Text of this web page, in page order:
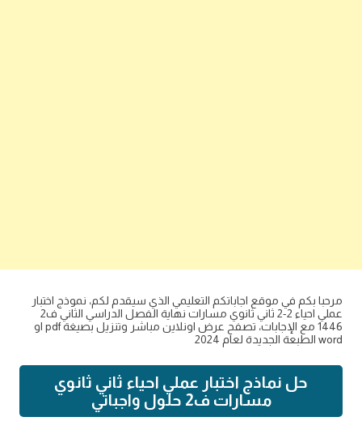
مرحبا بكم في موقع اجاباتكم التعليمي الذي سيقدم لكم، نموذج اختبار
عملي احياء 2-2 ثاني ثانوي مسارات نهاية الفصل الدراسي الثاني ف2
1446 مع الإجابات، تصفح عرض اونلاين مباشر وتنزيل بصيغة pdf او
word الطبعة الجديدة لعام 2024
حل نماذج اختبار عملي احياء ثاني ثانوي
مسارات ف2 حلول واجباتي